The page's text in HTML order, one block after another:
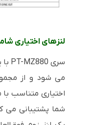
لنزهای اختیاری
می شود و از
اختیاری متناسب با
شما پشتیبانی می